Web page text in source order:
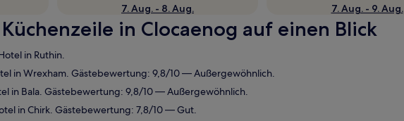
7. Aug. - 8. Aug.
7. Aug. - 9. Aug.
in Clocaenog auf einen Blick
in Ruthin.
in Wrexham. Gästebewertung: 9,8/10 — Außergewöhnlich.
in Bala. Gästebewertung: 9,8/10 — Außergewöhnlich.
in Chirk. Gästebewertung: 7,8/10 — Gut.